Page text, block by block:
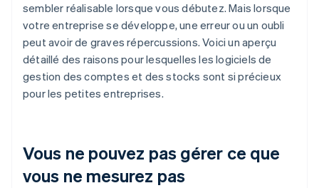
sembler réalisable lorsque vous débutez. Mais lorsque
votre entreprise se développe, une erreur ou un oubli
peut avoir de graves répercussions. Voici un aperçu
détaillé des raisons pour lesquelles les logiciels de
gestion des comptes et des stocks sont si précieux
pour les petites entreprises.
Vous ne pouvez pas gérer ce que
vous ne mesurez pas